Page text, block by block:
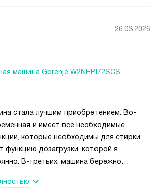
26.03.2026
машина Gorenje W2NHPI72SCS
стала лучшим приобретением. Во-
и имеет все необходимые
которые необходимы для стирки.
функцию дозагрузки, которой я
В-третьих, машина бережно
вещи. Все машина постирает с